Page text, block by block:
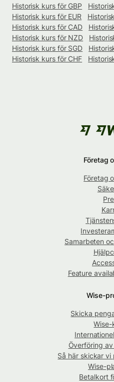
Historisk kurs för GBP
Historisk kurs för EUR
Historisk kurs för CAD
Historisk kurs för NZD
Historisk kurs för SGD
Historisk kurs för CHF
Företag
Företag
Samarbeten
Feature
Wise-
Skicka
Överföring
Så här skickar vi
Wise-
Betalkort